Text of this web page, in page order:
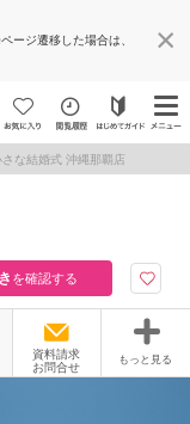
ージ遷移した場合は、
さな結婚式 沖縄那覇店
を確認する
資料請求
お問合せ
もっと見る